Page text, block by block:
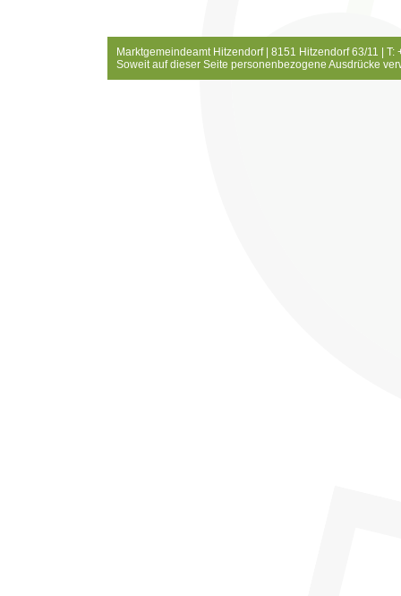
Marktgemeindeamt Hitzendorf | 8151 Hitzendorf 63/11 |
Soweit auf dieser Seite personenbezogene Ausdrücke